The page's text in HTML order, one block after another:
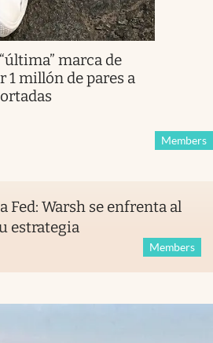
marca de
1 millón de pares a
Members
Fed: Warsh se enfrenta al
estrategia
Members